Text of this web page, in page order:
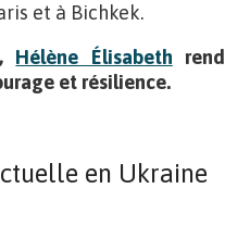
et à Bichkek.
, Hélène Élisabeth rend
et résilience.
en Ukraine